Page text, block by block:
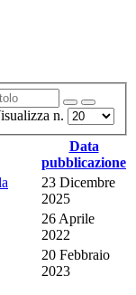
n.
Data
pubblicazione
23 Dicembre
2025
26 Aprile
2022
20 Febbraio
2023